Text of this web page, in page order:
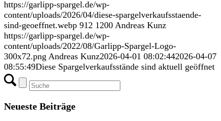
https://garlipp-spargel.de/wp-
content/uploads/2026/04/diese-spargelverkaufsstaende-
sind-geoeffnet.webp 912 1200 Andreas Kunz
https://garlipp-spargel.de/wp-
content/uploads/2022/08/Garlipp-Spargel-Logo-
300x72.png Andreas Kunz2026-04-01 08:02:442026-04-07
08:55:49Diese Spargelverkaufsstände sind aktuell geöffnet
Neueste Beiträge